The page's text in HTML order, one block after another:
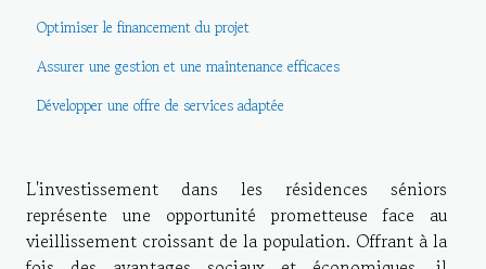
Optimiser le financement du projet
Assurer une gestion et une maintenance efficaces
Développer une offre de services adaptée
L'investissement dans les résidences séniors
représente une opportunité prometteuse face au
vieillissement croissant de la population. Offrant à la